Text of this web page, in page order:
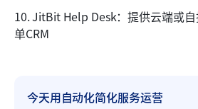
10. JitBit Help Desk：提供云端或
单CRM
今天用自动化简化服务运营